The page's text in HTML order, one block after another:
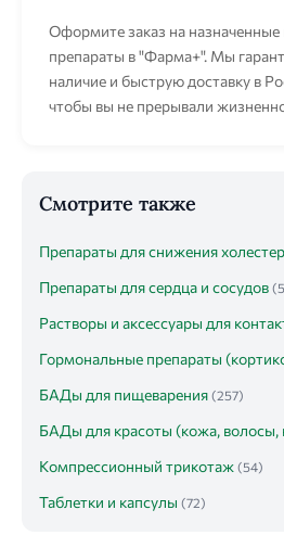
Оформите заказ на
препараты в "Фарма+". Мы
наличие и быструю доставку в
чтобы вы не прерывали
Смотрите также
Препараты для снижения
Препараты для сердца и сосудов
Растворы и аксессуары для
Гормональные препараты
БАДы для пищеварения (257)
БАДы для красоты (кожа, волосы,
Компрессионный трикотаж (54)
Таблетки и капсулы (72)